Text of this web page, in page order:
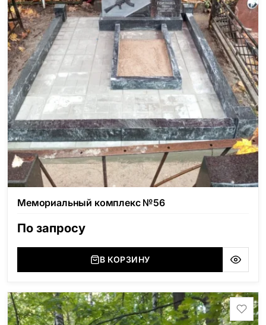
Мемориальный комплекс №56
По запросу
В КОРЗИНУ